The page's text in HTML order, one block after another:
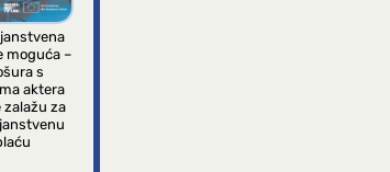
moguća –
s
aktera
zalažu za